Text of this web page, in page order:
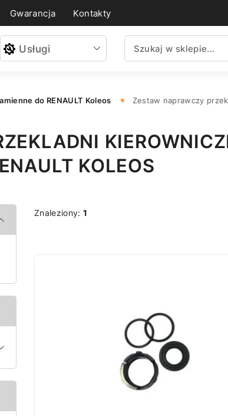
Gwarancja Kontakty
Usługi
do RENAULT Koleos Zestaw naprawczy
KOLEOS
Znaleziony:1